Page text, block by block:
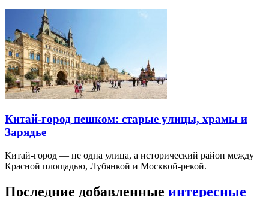
Китай-город пешком: старые улицы, храмы и
Зарядье
Китай-город — не одна улица, а исторический район между
Красной площадью, Лубянкой и Москвой-рекой.
Последние добавленные интересные